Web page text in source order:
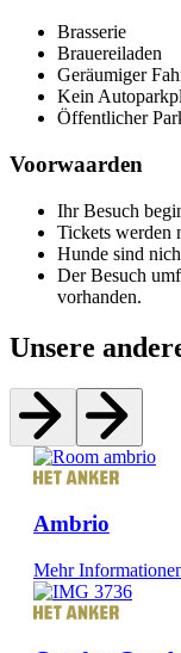
Brasserie
Brauereiladen
Geräumiger
Kein
Öffentlicher
Voorwaarden
Ihr Besuch
Tickets werden
Hunde sind
Der Besuch
vorhanden.
Unsere
Ambrio
Mehr